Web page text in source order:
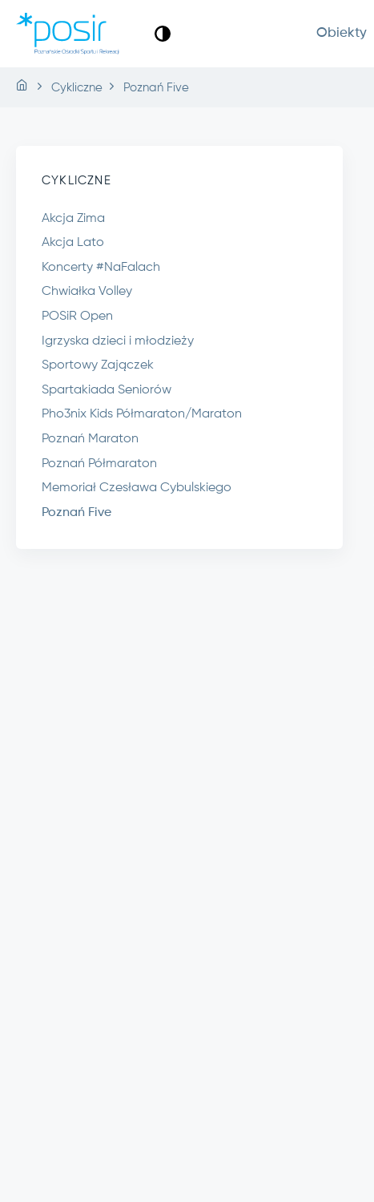
Obiekty
Cykliczne Poznań Five
CYKLICZNE
Akcja Zima
Akcja Lato
Koncerty #NaFalach
Chwiałka Volley
POSiR Open
Igrzyska dzieci i młodzieży
Sportowy Zajączek
Spartakiada Seniorów
Pho3nix Kids Półmaraton/Maraton
Poznań Maraton
Poznań Półmaraton
Memoriał Czesława Cybulskiego
Poznań Five